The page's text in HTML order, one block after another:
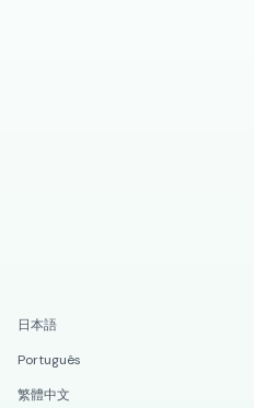
日本語
Português
繁體中文